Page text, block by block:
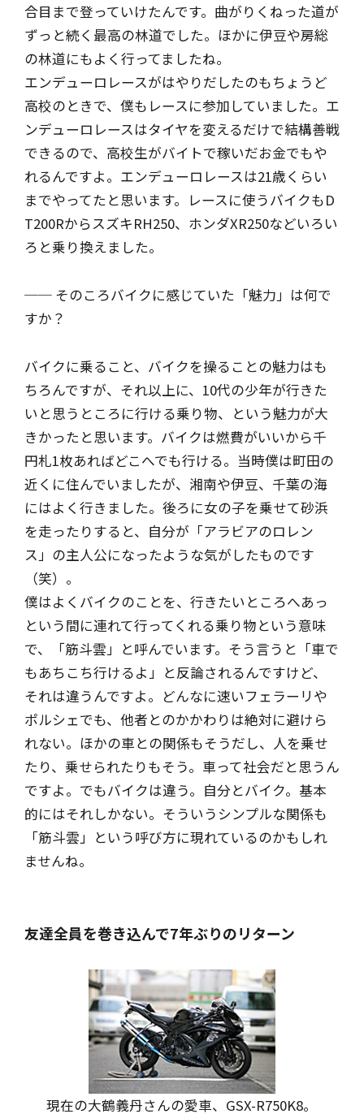
合目まで登っていけたんです。曲がりくねった道が
ずっと続く最高の林道でした。ほかに伊豆や房総
の林道にもよく行ってましたね。
エンデューロレースがはやりだしたのもちょうど
高校のときで、僕もレースに参加していました。エ
ンデューロレースはタイヤを変えるだけで結構善戦
できるので、高校生がバイトで稼いだお金でもや
れるんですよ。エンデューロレースは21歳くらい
までやってたと思います。レースに使うバイクもD
T200RからスズキRH250、ホンダXR250などいろい
ろと乗り換えました。
── そのころバイクに感じていた「魅力」は何で
すか？
バイクに乗ること、バイクを操ることの魅力はも
ちろんですが、それ以上に、10代の少年が行きた
いと思うところに行ける乗り物、という魅力が大
きかったと思います。バイクは燃費がいいから千
円札1枚あればどこへでも行ける。当時僕は町田の
近くに住んでいましたが、湘南や伊豆、千葉の海
にはよく行きました。後ろに女の子を乗せて砂浜
を走ったりすると、自分が「アラビアのロレン
ス」の主人公になったような気がしたものです
（笑）。
僕はよくバイクのことを、行きたいところへあっ
という間に連れて行ってくれる乗り物という意味
で、「筋斗雲」と呼んでいます。そう言うと「車で
もあちこち行けるよ」と反論されるんですけど、
それは違うんですよ。どんなに速いフェラーリや
ポルシェでも、他者とのかかわりは絶対に避けら
れない。ほかの車との関係もそうだし、人を乗せ
たり、乗せられたりもそう。車って社会だと思うん
ですよ。でもバイクは違う。自分とバイク。基本
的にはそれしかない。そういうシンプルな関係も
「筋斗雲」という呼び方に現れているのかもしれ
ませんね。
友達全員を巻き込んで7年ぶりのリターン
現在の大鶴義丹さんの愛車、GSX-R750K8。